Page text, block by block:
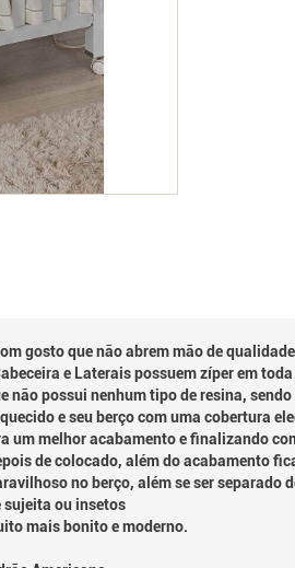
gosto que não abrem mão de
e Laterais possuem zíper em
não possui nenhum tipo de resina,
e seu berço com uma cobertura
um melhor acabamento e finalizando
de colocado, além do acabamento
no berço, além se ser
sujeita ou insetos
mais bonito e moderno.